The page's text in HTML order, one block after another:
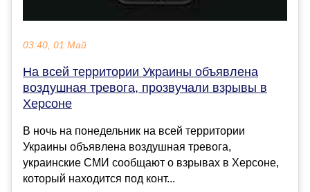
03:40, 01 Май
На всей территории Украины объявлена
воздушная тревога, прозвучали взрывы в
Херсоне
В ночь на понедельник на всей территории
Украины объявлена воздушная тревога,
украинские СМИ сообщают о взрывах в Херсоне,
который находится под конт...